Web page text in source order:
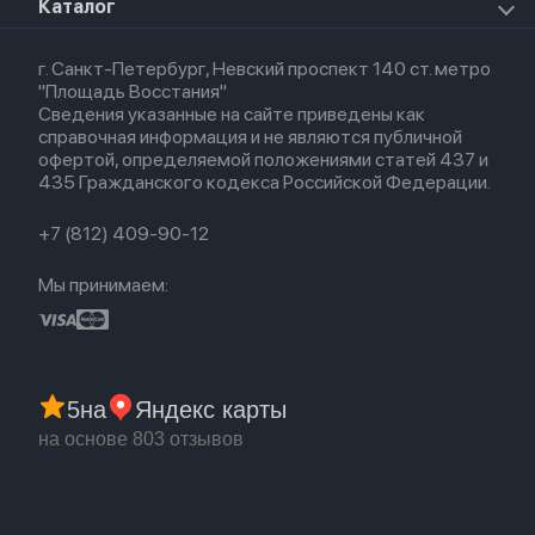
Airpods 3
Airpods (1-е)
EarPods
HomePod 2
Для Macbook
О магазине
Политика конфиденциальности
Оплата и доставка
Партнерская программа
Гарантия
Обмен и возврат
Бонусы
Каталог
Новые поступления
Популярное
Акции
г. Санкт-Петербург, Невский проспект 140 ст. метро
"Площадь Восстания"
Сведения указанные на сайте приведены как
справочная информация и не являются публичной
офертой, определяемой положениями статей 437 и
435 Гражданского кодекса Российской Федерации.
+7 (812) 409-90-12
Мы принимаем:
5на Яндекс карты
на основе 803 отзывов